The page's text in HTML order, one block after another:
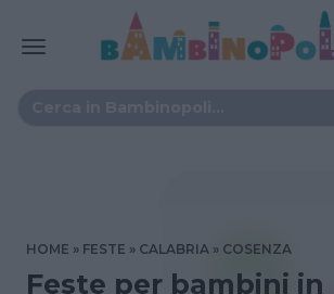
HOME FESTE CALABRIA COSENZA
Feste per bambini in